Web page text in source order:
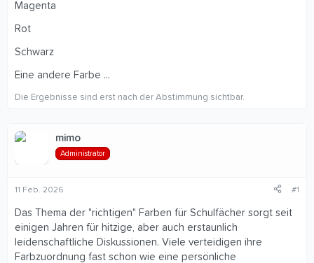
Magenta
Rot
Schwarz
Eine andere Farbe ...
Die Ergebnisse sind erst nach der Abstimmung sichtbar.
mimo
Administrator
11 Feb. 2026 #1
Das Thema der "richtigen" Farben für Schulfächer sorgt seit
einigen Jahren für hitzige, aber auch erstaunlich
leidenschaftliche Diskussionen. Viele verteidigen ihre
Farbzuordnung fast schon wie eine persönliche